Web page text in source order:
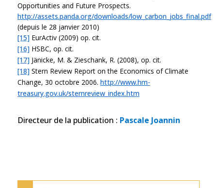
Opportunities and Future Prospects.
http://assets.panda.org/downloads/low_carbon_jobs_final.pdf
(depuis le 28 janvier 2010)
[15] EurActiv (2009) op. cit.
[16] HSBC, op. cit.
[17] Jänicke, M. & Zieschank, R. (2008), op. cit.
[18] Stern Review Report on the Economics of Climate
Change, 30 octobre 2006. http://www.hm-
treasury.gov.uk/sternreview_index.htm
Directeur de la publication : Pascale Joannin